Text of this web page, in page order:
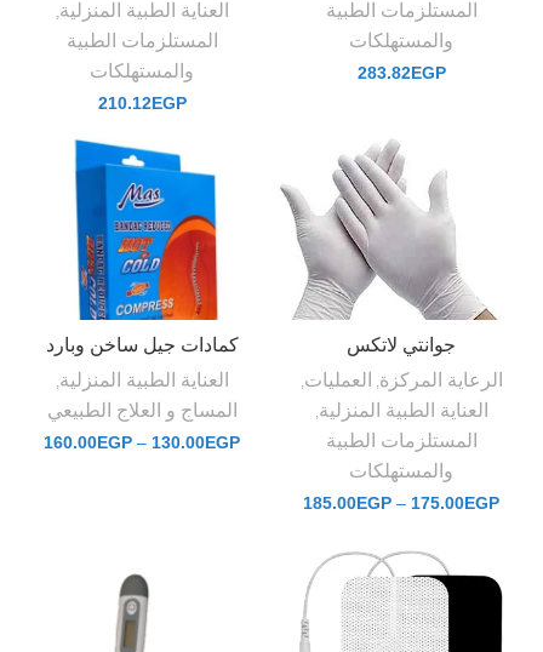
المستلزمات الطبية
والمستهلكات
283.82EGP
العناية الطبية المنزلية
المستلزمات الطبية
والمستهلكات
210.12EGP
جوانتي لاتكس
الرعاية المركزة
العمليات
العناية الطبية المنزلية
المستلزمات الطبية
والمستهلكات
175.00EGP
–
185.00EGP
كمادات جيل ساخن وبارد
العناية الطبية المنزلية
المساج و العلاج الطبيعي
130.00EGP
–
160.00EGP